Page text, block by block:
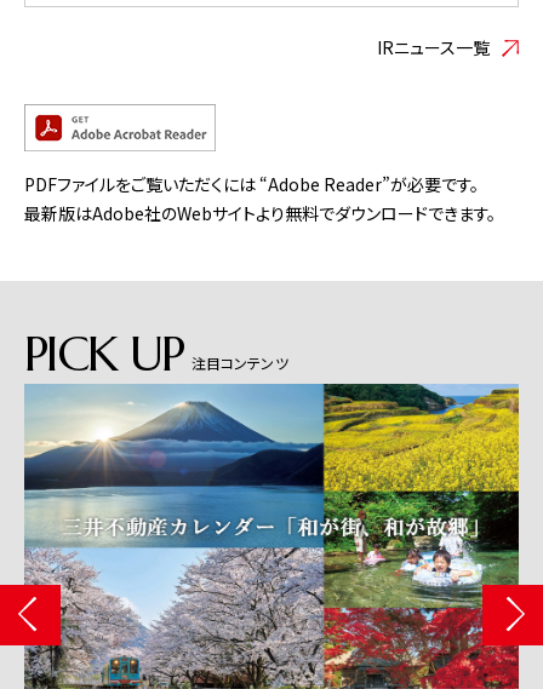
IRニュース一覧
PDFファイルをご覧いただくには “Adobe Reader”が必要です。
最新版はAdobe社のWebサイトより無料でダウンロードできます。
PICK UP 注目コンテンツ